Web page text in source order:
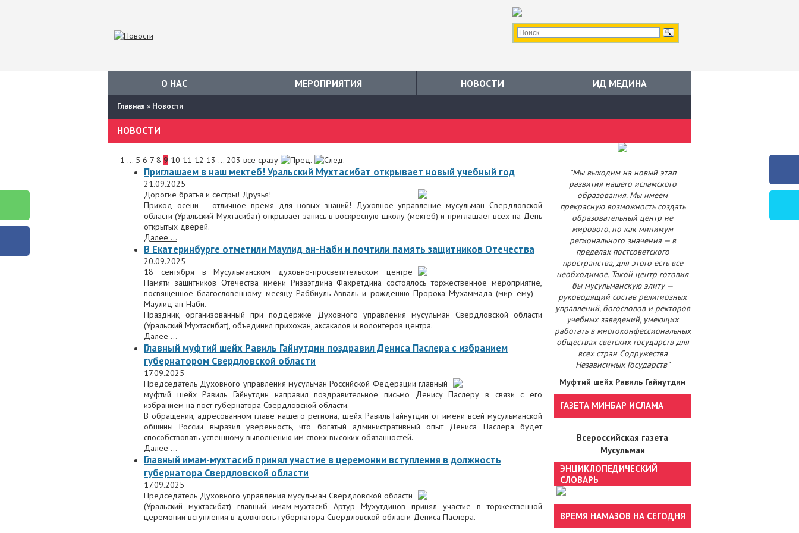
О НАС МЕРОПРИЯТИЯ НОВОСТИ ИД МЕДИНА
Главная » Новости
"Мы выходим на новый этап
развития нашего исламского
образования. Мы имеем
прекрасную возможность создать
образовательный центр не
мирового, но как минимум
регионального значения — в
пределах постсоветского
пространства, для этого есть все
необходимое. Такой центр готовил
бы мусульманскую элиту —
руководящий состав религиозных
управлений, богословов и ректоров
учебных заведений, умеющих
работать в многоконфессиональных
обществах светских государств для
всех стран Содружества
Независимых Государств"
Муфтий шейх Равиль Гайнутдин
ГАЗЕТА МИНБАР ИСЛАМА
Всероссийская газета
Мусульман
ЭНЦИКЛОПЕДИЧЕСКИЙ
СЛОВАРЬ
ВРЕМЯ НАМАЗОВ НА СЕГОДНЯ
НОВОСТИ
1 ... 5 6 7 8 9 10 11 12 13 ... 203 все сразу
Приглашаем в наш мектеб! Уральский Мухтасибат открывает новый учебный год
21.09.2025
Дорогие братья и сестры! Друзья!
Приход осени – отличное время для новых знаний! Духовное управление мусульман Свердловской
области (Уральский Мухтасибат) открывает запись в воскресную школу (мектеб) и приглашает всех на День
открытых дверей.
Далее ...
В Екатеринбурге отметили Маулид ан-Наби и почтили память защитников Отечества
20.09.2025
18 сентября в Мусульманском духовно-просветительском центре
Памяти защитников Отечества имени Ризаэтдина Фахретдина состоялось торжественное мероприятие,
посвященное благословенному месяцу Раббиуль-Авваль и рождению Пророка Мухаммада (мир ему) –
Маулид ан-Наби.
Праздник, организованный при поддержке Духовного управления мусульман Свердловской области
(Уральский Мухтасибат), объединил прихожан, аксакалов и волонтеров центра.
Далее ...
Главный муфтий шейх Равиль Гайнутдин поздравил Дениса Паслера с избранием
губернатором Свердловской области
17.09.2025
Председатель Духовного управления мусульман Российской Федерации главный
муфтий шейх Равиль Гайнутдин направил поздравительное письмо Денису Паслеру в связи с его
избранием на пост губернатора Свердловской области.
В обращении, адресованном главе нашего региона, шейх Равиль Гайнутдин от имени всей мусульманской
общины России выразил уверенность, что богатый административный опыт Дениса Паслера будет
способствовать успешному выполнению им своих высоких обязанностей.
Далее ...
Главный имам-мухтасиб принял участие в церемонии вступления в должность
губернатора Свердловской области
17.09.2025
Председатель Духовного управления мусульман Свердловской области
(Уральский мухтасибат) главный имам-мухтасиб Артур Мухутдинов принял участие в торжественной
церемонии вступления в должность губернатора Свердловской области Дениса Паслера.